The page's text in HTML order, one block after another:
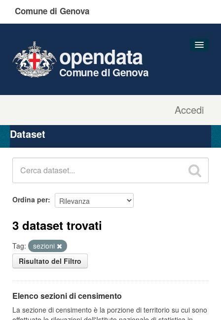
Comune di Genova
Accedi
opendata
Comune di Genova
Organizzazioni
Gruppi
Dataset
Ordina per
3 dataset trovati
Tag:
sezioni
Risultato del Filtro
Elenco sezioni di censimento
La sezione di censimento è la porzione di territorio su cui sono